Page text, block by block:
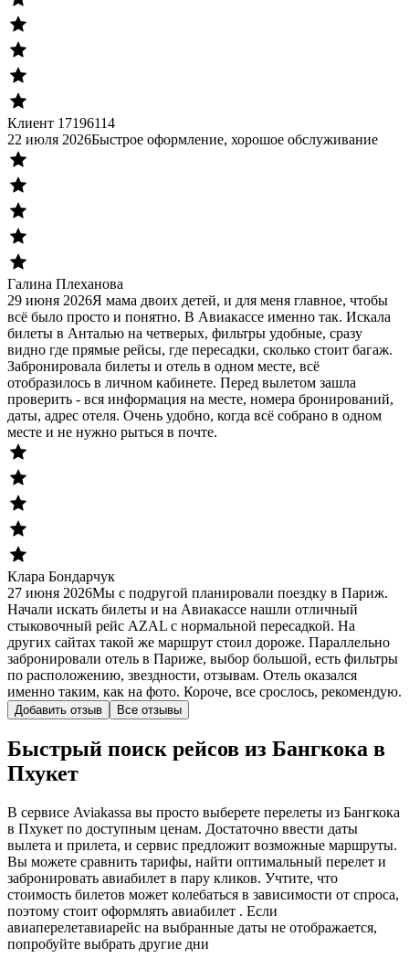
Клиент 17196114
22 июля 2026Быстрое оформление, хорошое обслуживание
Галина Плеханова
29 июня 2026Я мама двоих детей, и для меня главное, чтобы
всё было просто и понятно. В Авиакассе именно так. Искала
билеты в Анталью на четверых, фильтры удобные, сразу
видно где прямые рейсы, где пересадки, сколько стоит багаж.
Забронировала билеты и отель в одном месте, всё
отобразилось в личном кабинете. Перед вылетом зашла
проверить - вся информация на месте, номера бронирований,
даты, адрес отеля. Очень удобно, когда всё собрано в одном
месте и не нужно рыться в почте.
Клара Бондарчук
27 июня 2026Мы с подругой планировали поездку в Париж.
Начали искать билеты и на Авиакассе нашли отличный
стыковочный рейс AZAL с нормальной пересадкой. На
других сайтах такой же маршрут стоил дороже. Параллельно
забронировали отель в Париже, выбор большой, есть фильтры
по расположению, звездности, отзывам. Отель оказался
именно таким, как на фото. Короче, все срослось, рекомендую.
Добавить отзыв Все отзывы
Быстрый поиск рейсов из Бангкока в
Пхукет
В сервисе Aviakassa вы просто выберете перелеты из Бангкока
в Пхукет по доступным ценам. Достаточно ввести даты
вылета и прилета, и сервис предложит возможные маршруты.
Вы можете сравнить тарифы, найти оптимальный перелет и
забронировать авиабилет в пару кликов. Учтите, что
стоимость билетов может колебаться в зависимости от спроса,
поэтому стоит оформлять авиабилет . Если
авиаперелетавиарейс на выбранные даты не отображается,
попробуйте выбрать другие дни